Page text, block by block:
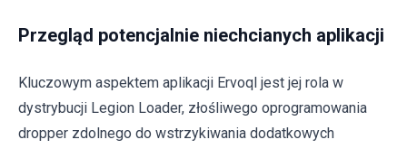
Przegląd potencjalnie niechcianych aplikacji
Kluczowym aspektem aplikacji Ervoql jest jej rola w
dystrybucji Legion Loader, złośliwego oprogramowania
dropper zdolnego do wstrzykiwania dodatkowych